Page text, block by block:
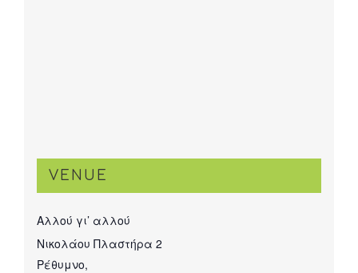
VENUE
Αλλού γι’ αλλού
Νικολάου Πλαστήρα 2
Ρέθυμνο,